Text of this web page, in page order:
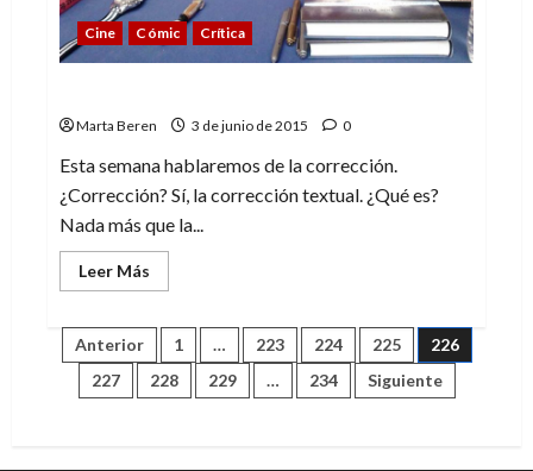
Cine Cómic Crítica
Marta Beren 3 de junio de 2015 0
Esta semana hablaremos de la corrección.
¿Corrección? Sí, la corrección textual. ¿Qué es?
Nada más que la...
Leer Más
más
Entre
catas
y
correcciones
Paginación
de
Anterior 1 … 223 224 225
226
227
228 229 … 234 Siguiente